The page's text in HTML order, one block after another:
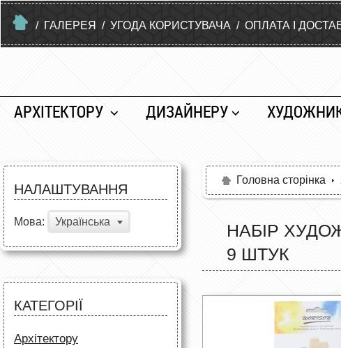
/ ГАЛЕРЕЯ / УГОДА КОРИСТУВАЧА / ОПЛАТА І
АРХІТЕКТОРУ ДИЗАЙНЕРУ
НАЛАШТУВАННЯ
Мова: Українська
КАТЕГОРІЇ
Архітектору
Головна сторінка
НАБІР
9 ШТУК